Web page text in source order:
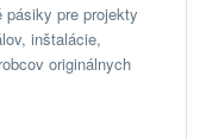
pre projekty
inštalácie,
originálnych